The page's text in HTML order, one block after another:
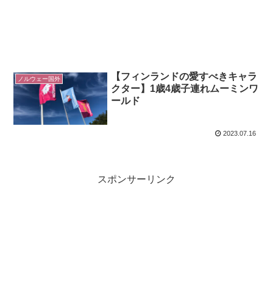
ノルウェー国外
【フィンランドの愛すべきキャラ
クター】1歳4歳子連れムーミンワ
ールド
2023.07.16
スポンサーリンク